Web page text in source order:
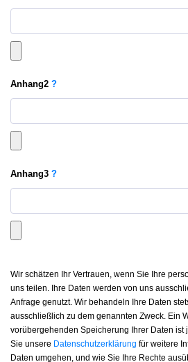
Anhang2 ?
Anhang3 ?
Wir schätzen Ihr Vertrauen, wenn Sie Ihre
uns teilen. Ihre Daten werden von uns
Anfrage genutzt. Wir behandeln Ihre Daten
ausschließlich zu dem genannten Zweck. Ein
vorübergehenden Speicherung Ihrer Daten ist
Sie unsere Datenschutzerklärung für weitere
Daten umgehen, und wie Sie Ihre Rechte